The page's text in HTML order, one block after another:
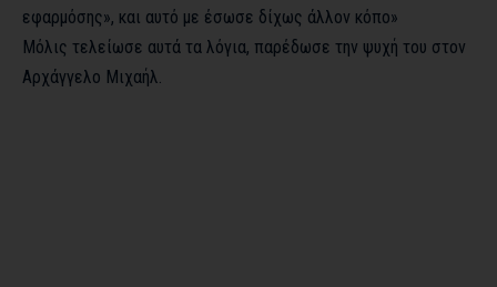
εφαρμόσης», και αυτό με έσωσε δίχως άλλον κόπο»
Μόλις τελείωσε αυτά τα λόγια, παρέδωσε την ψυχή του στον
Αρχάγγελο Μιχαήλ.